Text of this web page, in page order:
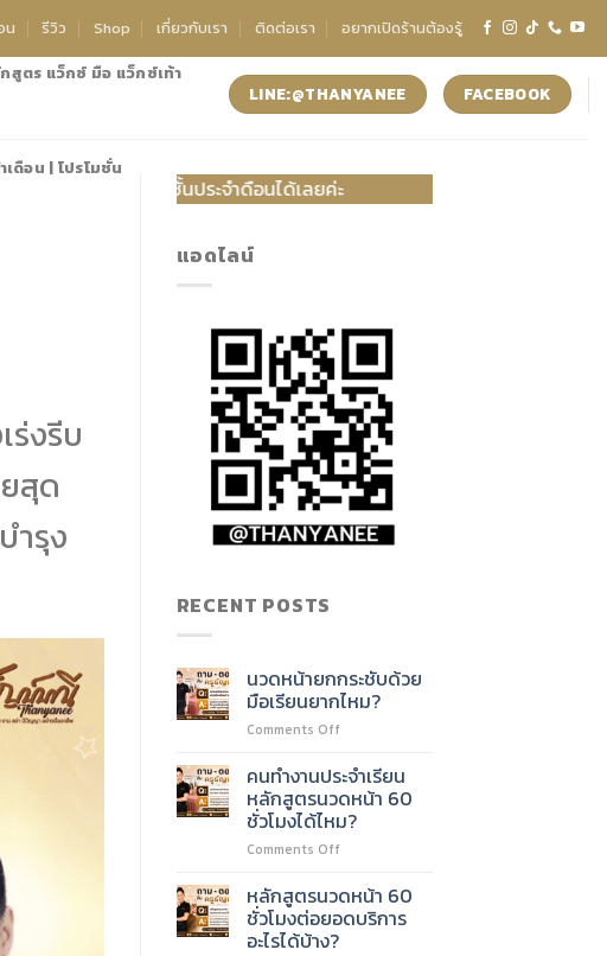
น รีวิว Shop เกี่ยวกับเรา ติดต่อเรา
อยากเปิดร้านต้องรู้
สูตร แว็กซ์ มือ แว็กซ์เท้า
เดือน | โปรโมชั่น
LINE:@THANYANEE FACEBOOK
ร่งรีบ
สุด
รุง
รโมชั้นประจำดือนได้เลยค่ะ
แอดไลน์
RECENT POSTS
นวดหน้ายกกระชับด้วย
มือเรียนยากไหม?
Comments Offon
หน้า
ยก
กระชับ
ด้วย
มือ
ยาก
ไหม?
คนทำงานประจำเรียน
หลักสูตรนวดหน้า 60
ชั่วโมงได้ไหม?
Comments Offon
ทำงาน
ประจำ
เรียน
หลักสูตรนวดหน้า 60
ชั่วโมงต่อยอดบริการ
อะไรได้บ้าง?